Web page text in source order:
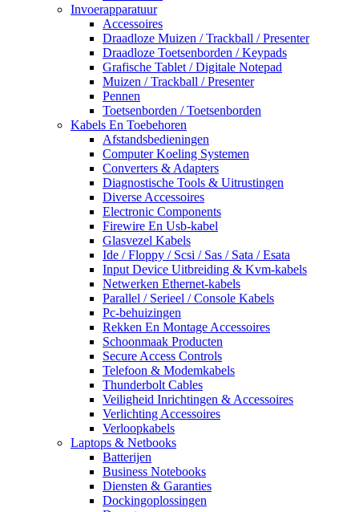
Invoerapparatuur
Accessoires
Draadloze Muizen / Trackball / Presenter
Draadloze Toetsenborden / Keypads
Grafische Tablet / Digitale Notepad
Muizen / Trackball / Presenter
Pennen
Toetsenborden / Toetsenborden
Kabels En Toebehoren
Afstandsbedieningen
Computer Koeling Systemen
Converters & Adapters
Diagnostische Tools & Uitrustingen
Diverse Accessoires
Electronic Components
Firewire En Usb-kabel
Glasvezel Kabels
Ide / Floppy / Scsi / Sas / Sata / Esata
Input Device Uitbreiding & Kvm-kabels
Netwerken Ethernet-kabels
Parallel / Serieel / Console Kabels
Pc-behuizingen
Rekken En Montage Accessoires
Schoonmaak Producten
Secure Access Controls
Telefoon & Modemkabels
Thunderbolt Cables
Veiligheid Inrichtingen & Accessoires
Verlichting Accessoires
Verloopkabels
Laptops & Netbooks
Batterijen
Business Notebooks
Diensten & Garanties
Dockingoplossingen